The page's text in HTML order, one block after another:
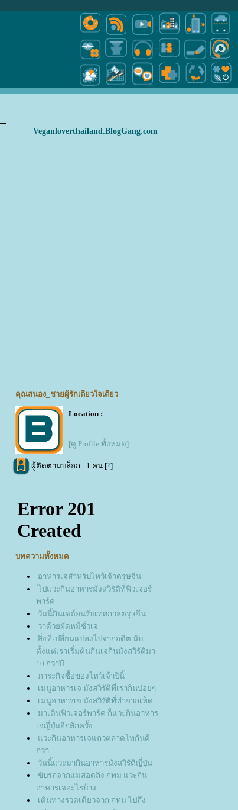
Veganloverthailand.BlogGang.com
คุณสนอง_ชายผู้รักเดียวใจเดียว
Location :
[ดู Profile ทั้งหมด]
ผู้ติดตามบล็อก : 1 คน [?]
บทความทั้งหมด
อาหารเจสำหรับไหว้เจ้าตรุษจีน
ไปแวะกินอาหารมังสวิรัติที่ฟิวเจอร์
พาร์ค
วันนี้กินเจต้อนรับเทศกาลตรุษจีน
ว่าด้วยผัดหมี่ซั่วเจ
สิ่งที่เปลี่ยนแปลงไปจากอดีต นับ
ตั้งแต่เราเริ่มต้นกินเจกินมังสวิรัติมา
10 กว่าปี
ภาระกิจซื้อของไหว้เจ้าปีนี้
เมนูอาหารเจ มังสวิรัติที่เรากินบ่อยๆ
เมนูอาหารเจ มังสวิรัติที่ทำจากเห็ด
มาเดินฟิวเจอร์พาร์ค ก็แวะกินอาหาร
เจญี่ปุ่นอีกสักครั้ง
วะกินอาหารเจแถวตลาดไทกันดี
กว่า
วันนี้แวะมากินอาหารมังสวิรัติญี่ปุ่น
ขับรถจากแม่สอดถึง กทม แวะกิน
อาหารเจอะไรบ้าง
เดินทางรวดเดียวจาก กทม ไปถึง